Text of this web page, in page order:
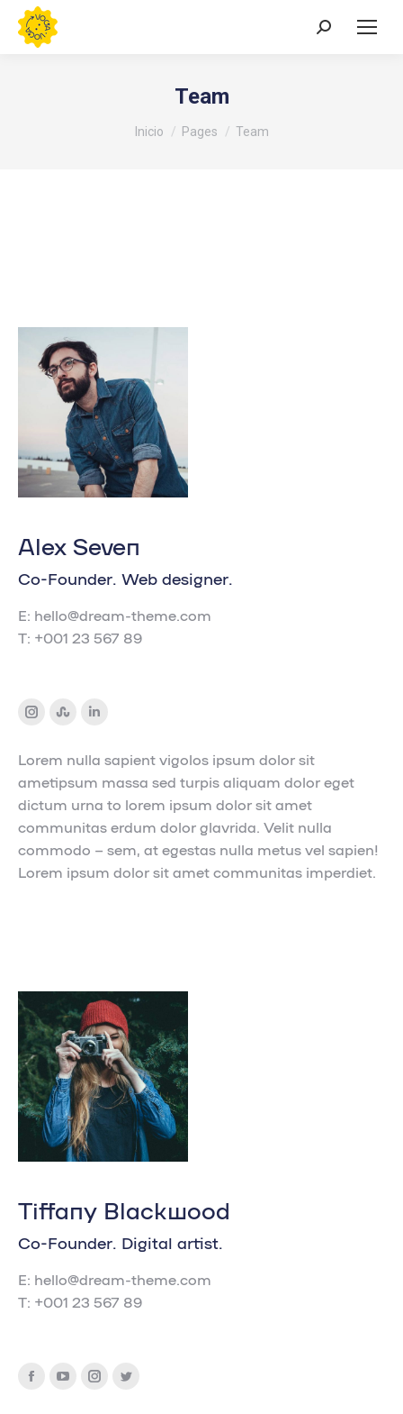
Buscar:
Team
Estás aquí:
Inicio Pages Team
Alex Seven
Co-Founder. Web designer.
E: hello@dream-theme.com
T: +001 23 567 89
InstagramStumbleupon
Linkedin
Lorem nulla sapient vigolos ipsum dolor sit
ametipsum massa sed turpis aliquam dolor eget
dictum urna to lorem ipsum dolor sit amet
communitas erdum dolor glavrida. Velit nulla
commodo – sem, at egestas nulla metus vel sapien!
Lorem ipsum dolor sit amet communitas imperdiet.
Tiffany Blackwood
Co-Founder. Digital artist.
E: hello@dream-theme.com
T: +001 23 567 89
FacebookYouTubeInstagramTwitter